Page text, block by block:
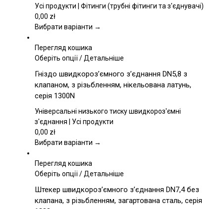
Параметри
вибрати
сторінці
товару
Усі продукти | Фітинги (трубні фітинги та з'єднувачі)
0,00 zł
Вибрати варіанти →
Перегляд кошика
Оберіть опціїЦей
має
кілька
Параметри
можна
на
товару
/Детальніше
Гніздо швидкороз’ємного з’єднання DN5,8 з
клапаном, з різьбленням, нікельована латунь,
серія 1300N
Універсальні низького тиску швидкороз'ємні
з'єднання | Усі продукти
0,00 zł
Вибрати варіанти →
Перегляд кошика
Оберіть опціїЦей
має
кілька
/Детальніше
Штекер швидкороз’ємного з’єднання DN7,4 без
клапана, з різьбленням, загартована сталь, серія